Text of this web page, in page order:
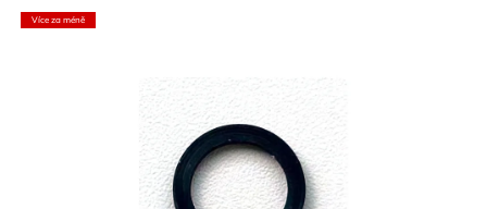
Více za méně